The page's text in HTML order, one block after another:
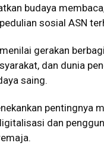
budaya
sosial ASN
gerakan
dan dunia
saing.
pentingnya
dan